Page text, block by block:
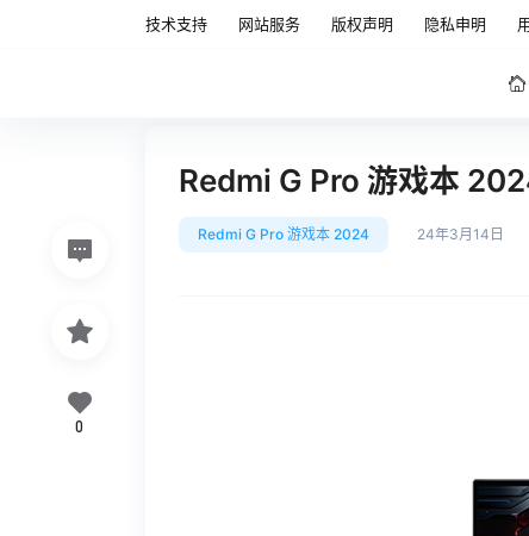
技术支持 网站服务 版权声明 隐私申明
Redmi G Pro 游戏本
Redmi G Pro 游戏本 2024 24年3月14日
0